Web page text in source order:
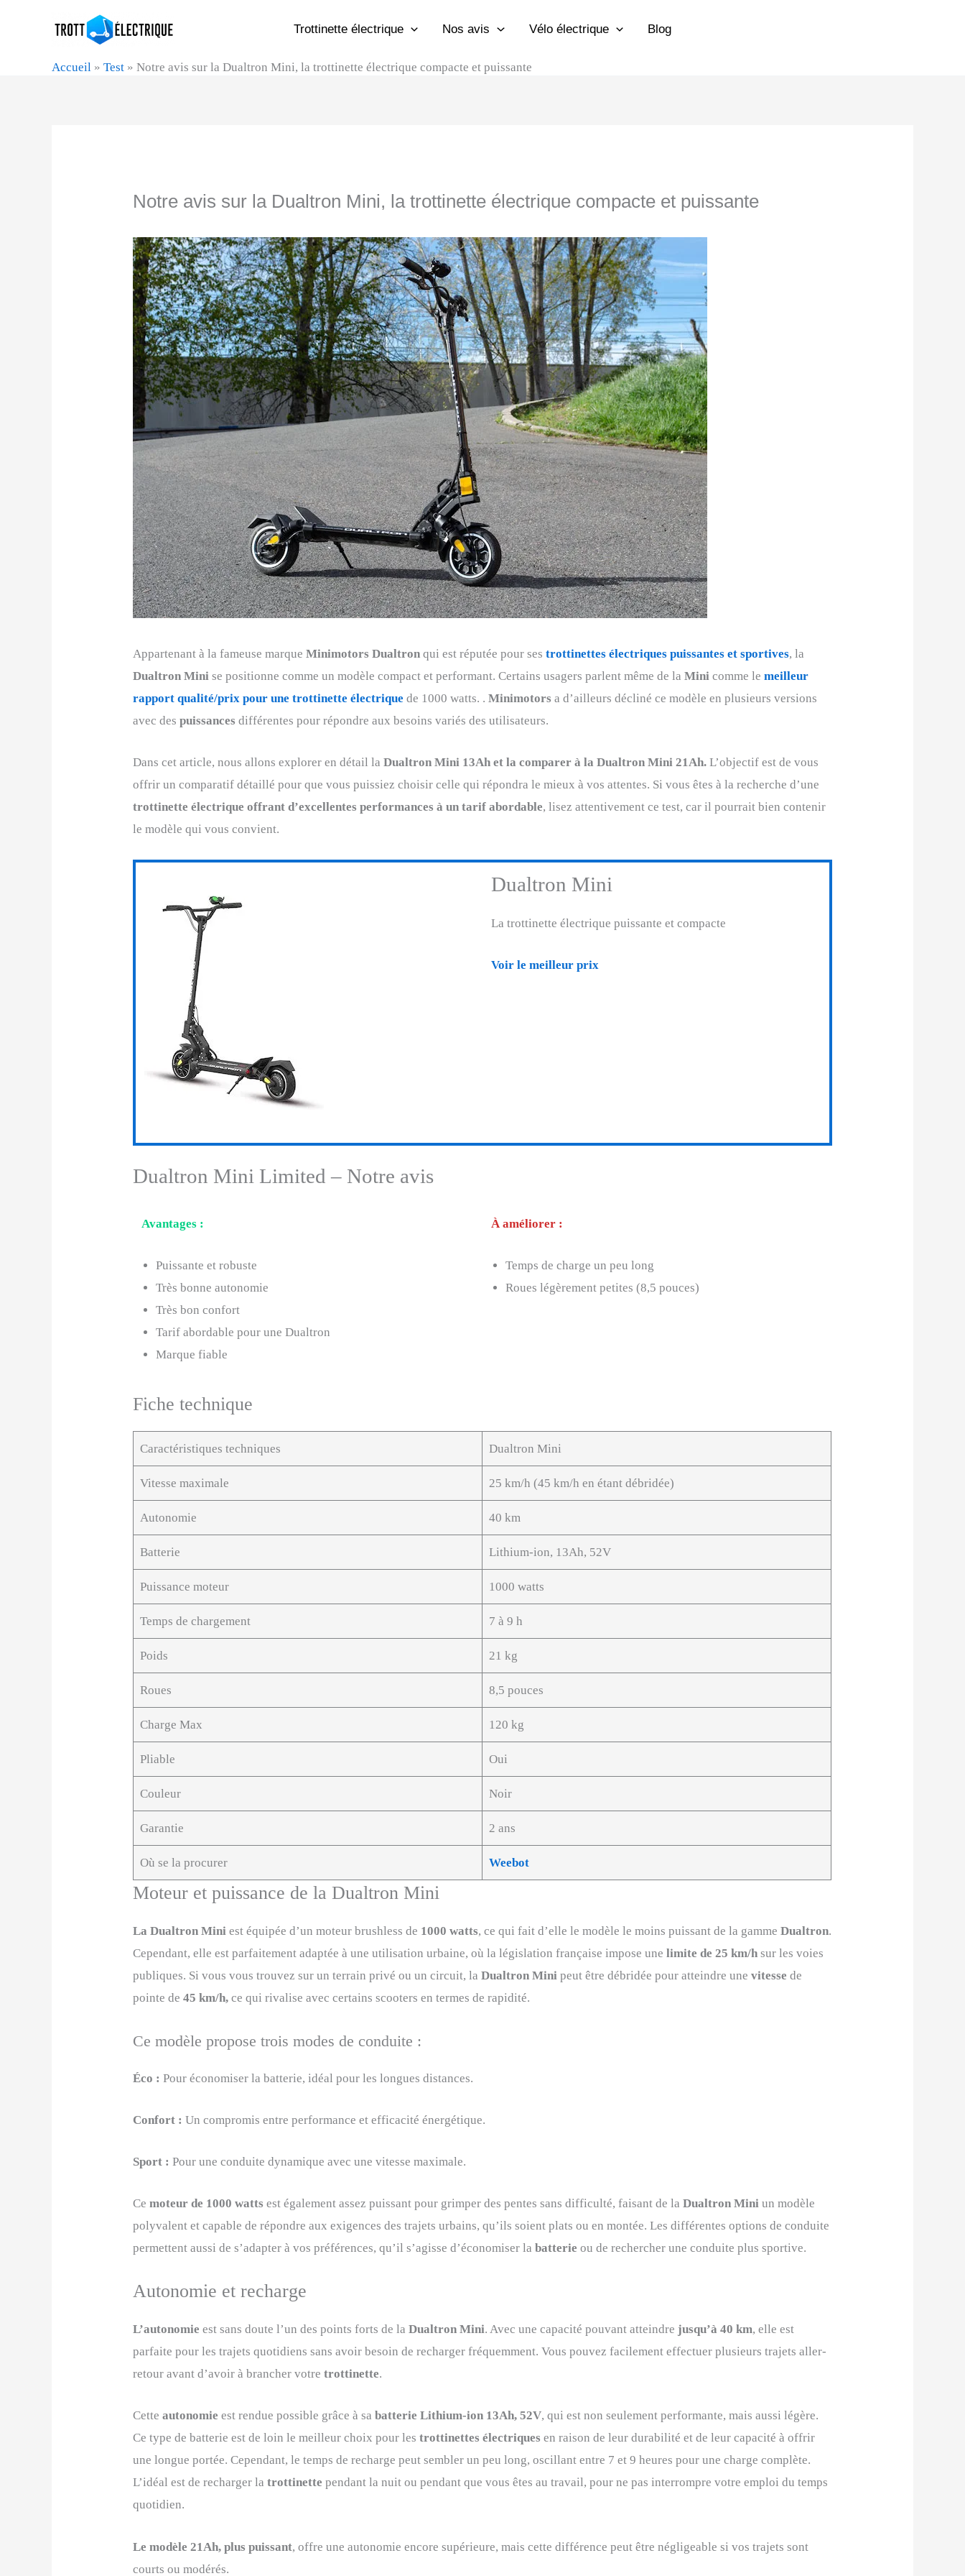
Trottinette électrique Nos avis Vélo électrique Blog
Accueil » Test » Notre avis sur la Dualtron Mini, la trottinette électrique compacte et puissante
Notre avis sur la Dualtron Mini, la trottinette électrique compacte et puissante
Appartenant à la fameuse marqueMinimotors Dualtron qui est réputée pour sestrottinettes électriques puissantes et sportives, la
Dualtron Mini se positionne comme un modèle compact et performant. Certains usagers parlent même de laMinicomme lemeilleur
rapport qualité/prix pour une trottinette électrique de 1000 watts. .Minimotorsa d’ailleurs décliné ce modèle en plusieurs versions
avec despuissances différentes pour répondre aux besoins variés des utilisateurs.
Dans cet article, nous allons explorer en détail laDualtron Mini 13Ah et la comparer à la Dualtron Mini 21Ah.L’objectif est de vous
offrir un comparatif détaillé pour que vous puissiez choisir celle qui répondra le mieux à vos attentes. Si vous êtes à la recherche d’une
trottinette électrique offrant d’excellentes performances à un tarif abordable, lisez attentivement ce test, car il pourrait bien contenir
le modèle qui vous convient.
Dualtron Mini
La trottinette électrique puissante et compacte
Voir le meilleur prix
Dualtron Mini Limited – Notre avis
Avantages :
Puissante et robuste
Très bonne autonomie
Très bon confort
Tarif abordable pour une Dualtron
Marque fiable
À améliorer :
Temps de charge un peu long
Roues légèrement petites (8,5 pouces)
Fiche technique
Caractéristiques techniques Dualtron Mini
Vitesse maximale 25 km/h (45 km/h en étant débridée)
Autonomie 40 km
Batterie Lithium-ion, 13Ah, 52V
Puissance moteur 1000 watts
Temps de chargement 7 à 9 h
Poids 21 kg
Roues 8,5 pouces
Charge Max 120 kg
Pliable Oui
Couleur Noir
Garantie 2 ans
Où se la procurer Weebot
Moteur et puissance de la Dualtron Mini
La Dualtron Mini est équipée d’un moteur brushless de 1000 watts, ce qui fait d’elle le modèle le moins puissant de la gammeDualtron.
Cependant, elle est parfaitement adaptée à une utilisation urbaine, où la législation française impose unelimite de 25 km/hsur les voies
publiques. Si vous vous trouvez sur un terrain privé ou un circuit, la Dualtron Minipeut être débridée pour atteindre unevitessede
pointe de45 km/h, ce qui rivalise avec certains scooters en termes de rapidité.
Ce modèle propose trois modes de conduite :
Éco : Pour économiser la batterie, idéal pour les longues distances.
Confort : Un compromis entre performance et efficacité énergétique.
Sport : Pour une conduite dynamique avec une vitesse maximale.
Cemoteur de 1000 watts est également assez puissant pour grimper des pentes sans difficulté, faisant de laDualtron Mini un modèle
polyvalent et capable de répondre aux exigences des trajets urbains, qu’ils soient plats ou en montée. Les différentes options de conduite
permettent aussi de s’adapter à vos préférences, qu’il s’agisse d’économiser labatterieou de rechercher une conduite plus sportive.
Autonomie et recharge
L’autonomieest sans doute l’un des points forts de laDualtron Mini. Avec une capacité pouvant atteindre jusqu’à 40 km, elle est
parfaite pour les trajets quotidiens sans avoir besoin de recharger fréquemment. Vous pouvez facilement effectuer plusieurs trajets aller-
retour avant d’avoir à brancher votretrottinette.
Cetteautonomieest rendue possible grâce à sabatterie Lithium-ion 13Ah, 52V, qui est non seulement performante, mais aussi légère.
Ce type de batterie est de loin le meilleur choix pour lestrottinettes électriques en raison de leur durabilité et de leur capacité à offrir
une longue portée. Cependant, le temps de recharge peut sembler un peu long, oscillant entre 7 et 9 heures pour une charge complète.
L’idéal est de recharger latrottinettependant la nuit ou pendant que vous êtes au travail, pour ne pas interrompre votre emploi du temps
quotidien.
Le modèle 21Ah, plus puissant, offre une autonomie encore supérieure, mais cette différence peut être négligeable si vos trajets sont
courts ou modérés.